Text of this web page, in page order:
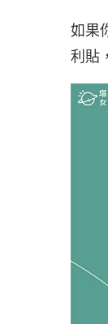
如果
利貼